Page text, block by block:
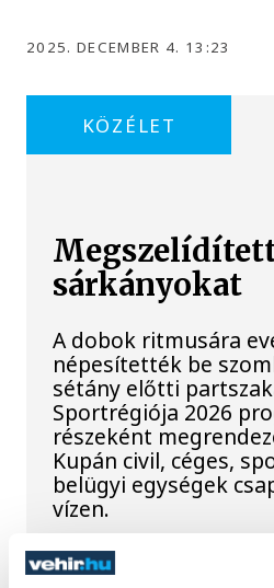
2025. DECEMBER 4. 13:23
KÖZÉLET
sárkányokat
A dobok ritmusára
népesítették be
sétány előtti
Sportrégiója 2026
részeként
Kupán civil, céges,
belügyi egységek
vízen.